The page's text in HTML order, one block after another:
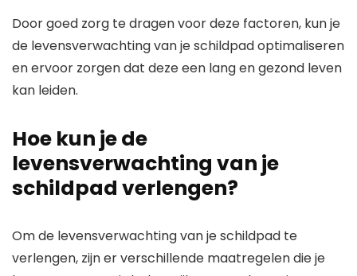
Door goed zorg te dragen voor deze factoren, kun je
de levensverwachting van je schildpad optimaliseren
en ervoor zorgen dat deze een lang en gezond leven
kan leiden.
Hoe kun je de
levensverwachting van je
schildpad verlengen?
Om de levensverwachting van je schildpad te
verlengen, zijn er verschillende maatregelen die je